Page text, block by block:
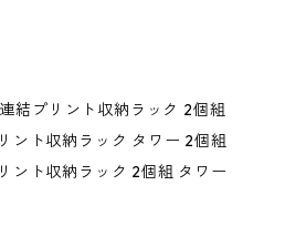
結プリント収納ラック 2個組
ント収納ラック タワー 2個組
ント収納ラック 2個組 タワー